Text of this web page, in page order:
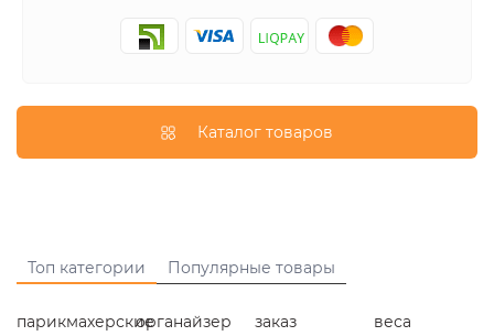
Каталог товаров
Топ категории Популярные товары
парикмахерскиеорганайзер
заказ
веса